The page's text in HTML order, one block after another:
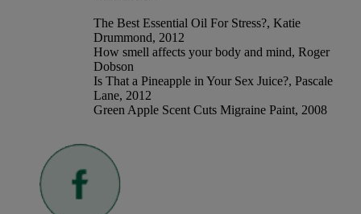
The Best Essential Oil For Stress?, Katie
Drummond, 2012
How smell affects your body and mind, Roger
Dobson
Is That a Pineapple in Your Sex Juice?, Pascale
Lane, 2012
Green Apple Scent Cuts Migraine Paint, 2008